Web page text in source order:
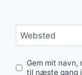
Websted
Gem mit
til næste gang